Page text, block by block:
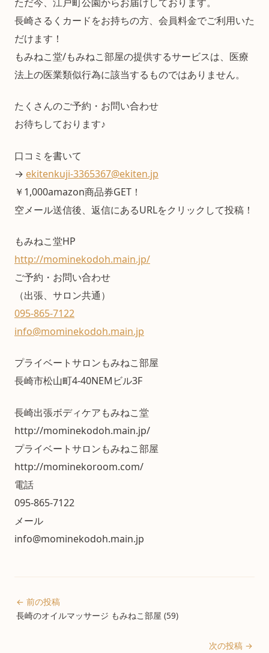
長崎さるくカードをお持ちの方、会員料金でご利用いた
だけます！
もみねこ堂/もみねこ部屋の提供するサービスは、医療
法上の医業類似行為に該当するものではありません。
たくさんのご予約・お問い合わせ
お待ちしております♪
口コミを書いて
→ ekitenkuji-3365367@ekiten.jp
￥1,000amazon商品券GET！
空メール送信後、返信にあるURLをクリックして投稿！
もみねこ堂HP
http://mominekodoh.main.jp/
ご予約・お問い合わせ
（出張、サロン共通）
095-865-7122
info@mominekodoh.main.jp
プライベートサロンもみねこ部屋
長崎市松山町4-40NEMビル3F
長崎出張ボディケアもみねこ堂
http://mominekodoh.main.jp/
プライベートサロンもみねこ部屋
http://mominekoroom.com/
電話
095-865-7122
メール
info@mominekodoh.main.jp
← 前の投稿
長崎のオイルマッサージ もみねこ部屋 (59)
次の投稿 →